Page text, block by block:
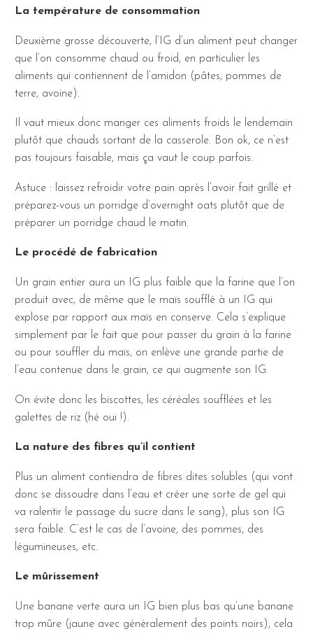
La température de consommation
Deuxième grosse découverte, l’IG d’un aliment peut changer
que l’on consomme chaud ou froid, en particulier les
aliments qui contiennent de l’amidon (pâtes, pommes de
terre, avoine).
Il vaut mieux donc manger ces aliments froids le lendemain
plutôt que chauds sortant de la casserole. Bon ok, ce n’est
pas toujours faisable, mais ça vaut le coup parfois.
Astuce : laissez refroidir votre pain après l’avoir fait grillé et
préparez-vous un porridge d’ overnight oats plutôt que de
préparer un porridge chaud le matin.
Le procédé de fabrication
Un grain entier aura un IG plus faible que la farine que l’on
produit avec, de même que le maïs soufflé à un IG qui
explose par rapport aux maïs en conserve. Cela s’explique
simplement par le fait que pour passer du grain à la farine
ou pour souffler du maïs, on enlève une grande partie de
l’eau contenue dans le grain, ce qui augmente son IG.
On évite donc les biscottes, les céréales soufflées et les
galettes de riz (hé oui !).
La nature des fibres qu’il contient
Plus un aliment contiendra de fibres dites solubles (qui vont
donc se dissoudre dans l’eau et créer une sorte de gel qui
va ralentir le passage du sucre dans le sang), plus son IG
sera faible. C’est le cas de l’avoine, des pommes, des
légumineuses, etc.
Le mûrissement
Une banane verte aura un IG bien plus bas qu’une banane
trop mûre (jaune avec généralement des points noirs), cela